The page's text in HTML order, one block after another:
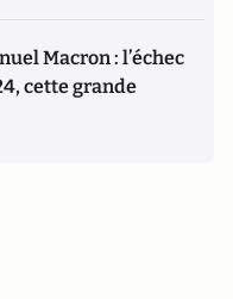
Macron : l’échec
cette grande